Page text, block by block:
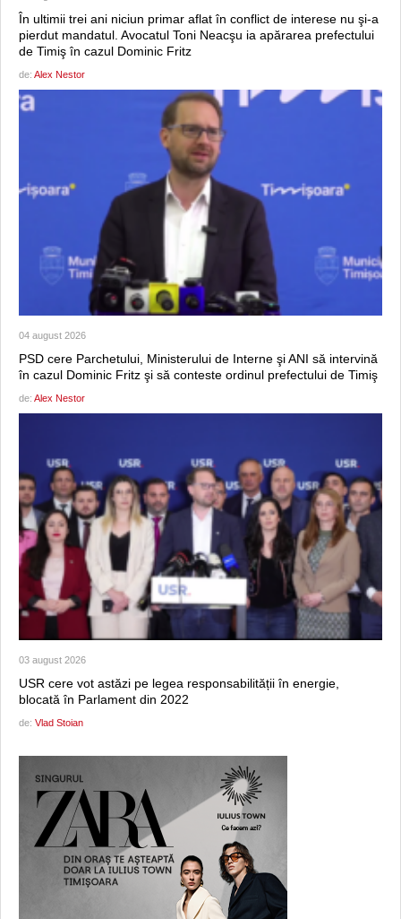
În ultimii trei ani niciun primar aflat în conflict de interese nu şi-a
pierdut mandatul. Avocatul Toni Neacşu ia apărarea prefectului
de Timiş în cazul Dominic Fritz
de: Alex Nestor
04 august 2026
PSD cere Parchetului, Ministerului de Interne şi ANI să intervină
în cazul Dominic Fritz şi să conteste ordinul prefectului de Timiş
de: Alex Nestor
03 august 2026
USR cere vot astăzi pe legea responsabilității în energie,
blocată în Parlament din 2022
de: Vlad Stoian